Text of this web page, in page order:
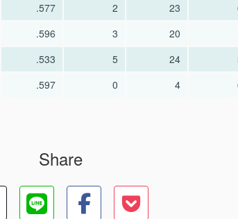
.577 2 23
.596 3 20
.533 5 24
.597 0 4
Share